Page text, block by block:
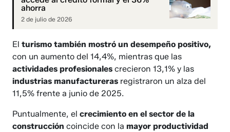
ahorra
2 de julio de 2026
Elturismo también mostró un desempeño positivo,
con un aumento del 14,4%, mientras que las
actividades profesionales crecieron 13,1% y las
industrias manufactureras registraron un alza del
11,5% frente a junio de 2025.
Puntualmente, elcrecimiento en el sector de la
construcción coincide con lamayor productividad